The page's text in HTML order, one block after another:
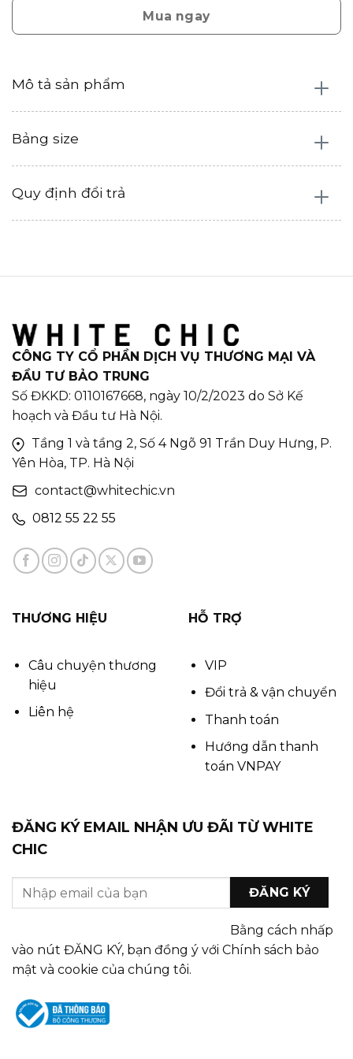
Mua ngay
Mô tả sản phẩm
Bảng size
Quy định đổi trả
CÔNG TY CỔ PHẦN DỊCH VỤ THƯƠNG MẠI VÀ
ĐẦU TƯ BẢO TRUNG
Số ĐKKD: 0110167668, ngày 10/2/2023 do Sở Kế
hoạch và Đầu tư Hà Nội.
Tầng 1 và tầng 2, Số 4 Ngõ 91 Trần Duy Hưng, P.
Yên Hòa, TP. Hà Nội
contact@whitechic.vn
0812 55 22 55
THƯƠNG HIỆU
Câu chuyện thương
hiệu
Liên hệ
HỖ TRỢ
VIP
Đổi trả & vận chuyển
Thanh toán
Hướng dẫn thanh
toán VNPAY
ĐĂNG KÝ EMAIL NHẬN ƯU ĐÃI TỪ WHITE
CHIC
Bằng cách nhấp
vào nút ĐĂNG KÝ, bạn đồng ý với Chính sách bảo
mật và cookie của chúng tôi.